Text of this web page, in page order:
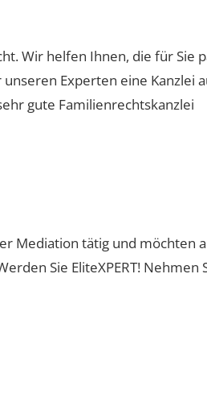
Wir helfen Ihnen, die für Sie
Experten eine Kanzlei
gute Familienrechtskanzlei
Mediation tätig und möchten
Sie EliteXPERT! Nehmen